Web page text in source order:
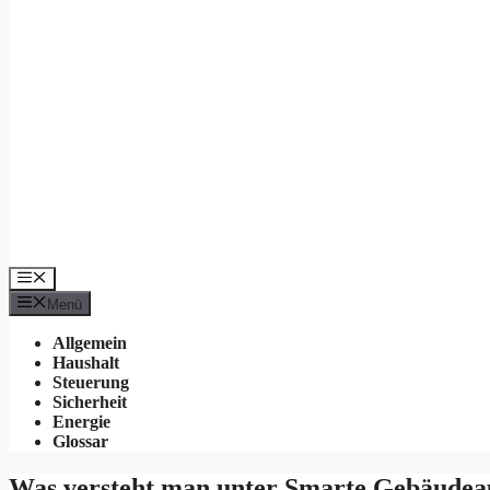
Menü
Menü
Allgemein
Haushalt
Steuerung
Sicherheit
Energie
Glossar